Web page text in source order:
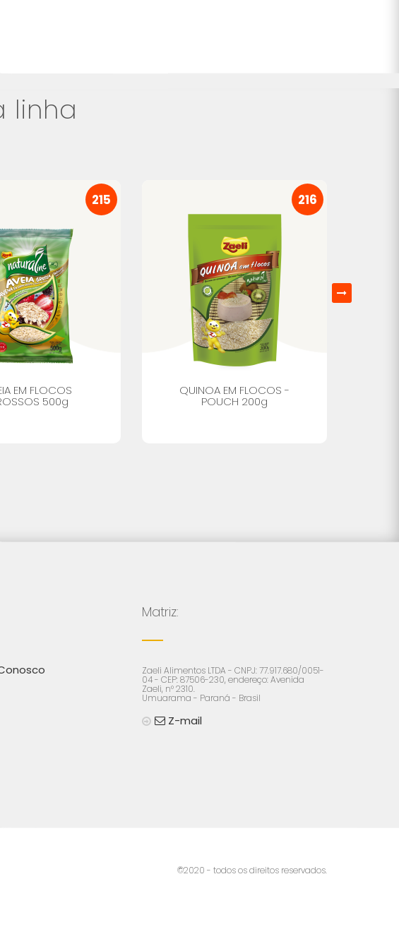
linha
215
EM FLOCOS
500g
216
QUINOA EM FLOCOS -
POUCH 200g
Matriz:
Zaeli Alimentos LTDA - CNPJ: 77.917.680/0051-
04 - CEP: 87506-230, endereço: Avenida
Zaeli, n° 2310.
Umuarama - Paraná - Brasil
Z-mail
©2020 - todos os direitos reservados.